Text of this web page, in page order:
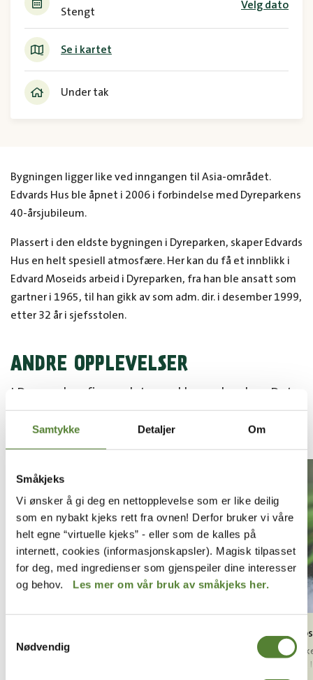
Samtykke Detaljer Om
Småkjeks
Vi ønsker å gi deg en nettopplevelse som er like deilig
som en nybakt kjeks rett fra ovnen! Derfor bruker vi våre
helt egne “virtuelle kjeks” - eller som de kalles på
internett, cookies (informasjonskapsler). Magisk tilpasset
for deg, med ingredienser som gjenspeiler dine interesser
og behov. Les mer om vår bruk av småkjeks her.
Nødvendig
Stengt
Velg dato
Se i kartet
Under tak
Bygningen ligger like ved inngangen til Asia-området.
Edvards Hus ble åpnet i 2006 i forbindelse med Dyreparkens
40-årsjubileum.
Plassert i den eldste bygningen i Dyreparken, skaper Edvards
Hus en helt spesiell atmosfære. Her kan du få et innblikk i
Edvard Moseids arbeid i Dyreparken, fra han ble ansatt som
gartner i 1965, til han gikk av som adm. dir. i desember 1999,
etter 32 år i sjefsstolen.
ANDRE OPPLEVELSER
I Dyreparken finnes det en rekke opplevelser. Det
er så mange at det kan være vanskelig å få med
seg alle.
I Bevaringshuset kan du lære mer om
igjen i